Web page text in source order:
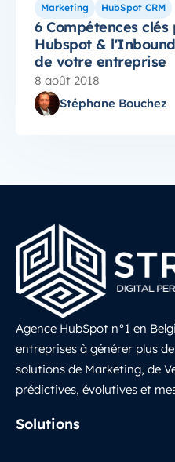
Marketing HubSpot CRM
6 Compétences
Hubspot &
de votre entreprise
8 août 2018
Stéphane Bouchez
Agence HubSpot n°1 en
entreprises à générer plus
solutions de Marketing, de
prédictives, évolutives et
Solutions